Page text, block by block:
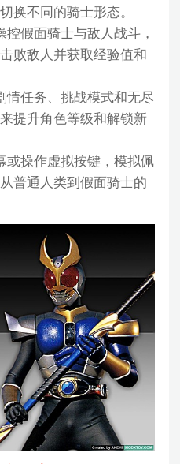
换不同的骑士形态。
假面骑士与敌人战斗，
败敌人并获取经验值和
情任务、挑战模式和无尽
提升角色等级和解锁新
或操作虚拟按键，模拟佩
普通人类到假面骑士的